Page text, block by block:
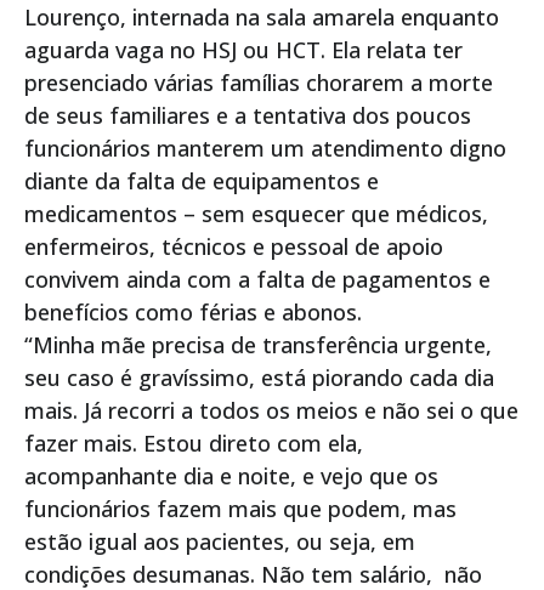
Lourenço, internada na sala amarela enquanto
aguarda vaga no HSJ ou HCT. Ela relata ter
presenciado várias famílias chorarem a morte
de seus familiares e a tentativa dos poucos
funcionários manterem um atendimento digno
diante da falta de equipamentos e
medicamentos – sem esquecer que médicos,
enfermeiros, técnicos e pessoal de apoio
convivem ainda com a falta de pagamentos e
benefícios como férias e abonos.
“Minha mãe precisa de transferência urgente,
seu caso é gravíssimo, está piorando cada dia
mais. Já recorri a todos os meios e não sei o que
fazer mais. Estou direto com ela,
acompanhante dia e noite, e vejo que os
funcionários fazem mais que podem, mas
estão igual aos pacientes, ou seja, em
condições desumanas. Não tem salário, não